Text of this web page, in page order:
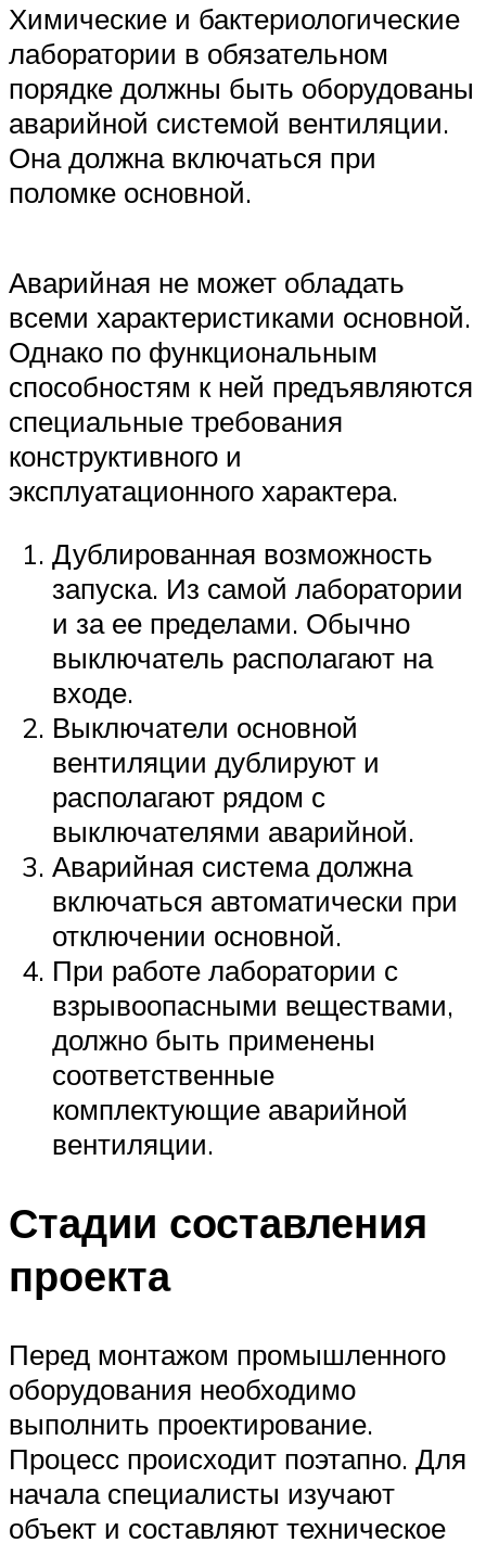
Химические и бактериологические
лаборатории в обязательном
порядке должны быть оборудованы
аварийной системой вентиляции.
Она должна включаться при
поломке основной.
Аварийная не может обладать
всеми характеристиками основной.
Однако по функциональным
способностям к ней предъявляются
специальные требования
конструктивного и
эксплуатационного характера.
Дублированная возможность
запуска. Из самой лаборатории
и за ее пределами. Обычно
выключатель располагают на
входе.
Выключатели основной
вентиляции дублируют и
располагают рядом с
выключателями аварийной.
Аварийная система должна
включаться автоматически при
отключении основной.
При работе лаборатории с
взрывоопасными веществами,
должно быть применены
соответственные
комплектующие аварийной
вентиляции.
Стадии составления
проекта
Перед монтажом промышленного
оборудования необходимо
выполнить проектирование.
Процесс происходит поэтапно. Для
начала специалисты изучают
объект и составляют техническое